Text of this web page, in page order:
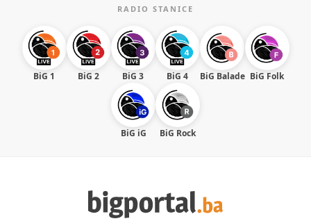
RADIO STANICE
BiG 1 BiG 2 BiG 3 BiG 4 BiG Balade BiG Folk
BiG iG BiG Rock